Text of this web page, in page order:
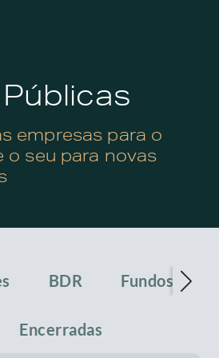
empresas para o
o seu para novas
BDR Fundos
Encerradas